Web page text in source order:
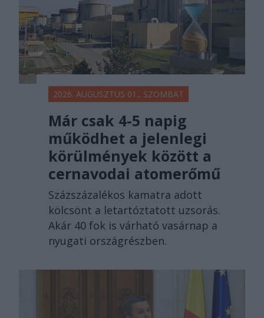
2026. AUGUSZTUS 01., SZOMBAT
Már csak 4-5 napig
működhet a jelenlegi
körülmények között a
cernavodai atomerőmű
Százszázalékos kamatra adott
kölcsönt a letartóztatott uzsorás.
Akár 40 fok is várható vasárnap a
nyugati országrészben.